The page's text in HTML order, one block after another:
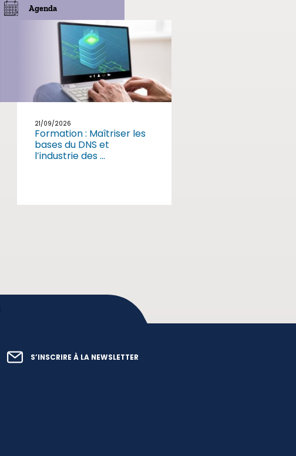
Agenda
21/09/2026
Formation : Maîtriser les
bases du DNS et
l’industrie des ...
S’INSCRIRE À LA NEWSLETTER